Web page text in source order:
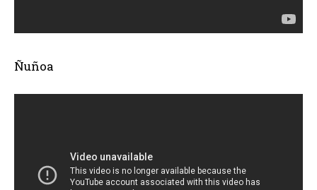
Ñuñoa